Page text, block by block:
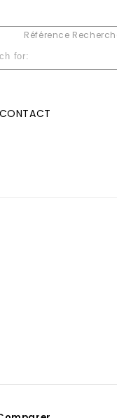
Référence
CONTACT